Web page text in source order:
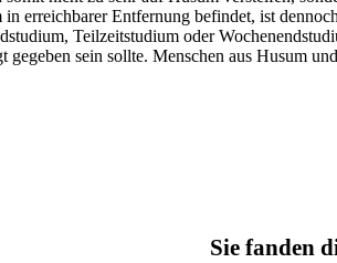
erreichbarer Entfernung befindet, ist
Teilzeitstudium oder
sein sollte. Menschen aus Husum
Sie fanden